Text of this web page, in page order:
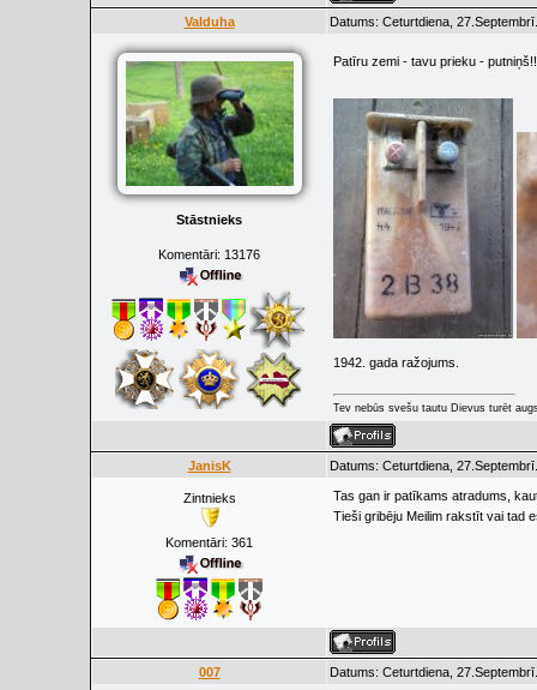
Valduha Datums: Ceturtdiena,
Stāstnieks
Komentāri: 13176
Patīru zemi - tavu prieku -
1942. gada ražojums.
Tev nebūs svešu tautu Dievus turēt
JanisK Datums: Ceturtdiena,
Zintnieks
Komentāri: 361
Tas gan ir patīkams atradums,
Tieši gribēju Meilim rakstīt vai tad
007 Datums: Ceturtdiena,